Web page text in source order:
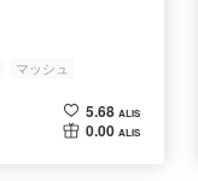
マッシュ
5.68 ALIS
0.00 ALIS